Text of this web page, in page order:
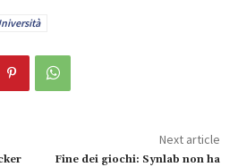
Next article
Fine dei giochi: Synlab non ha